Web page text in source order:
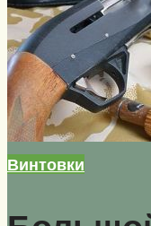
Винтовки